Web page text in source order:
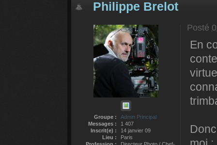
Philippe Brelot
Groupe :
Admin Principal
Messages :
1 407
Inscrit(e) :
14 janvier 09
Lieu :
Paris
Posté
En